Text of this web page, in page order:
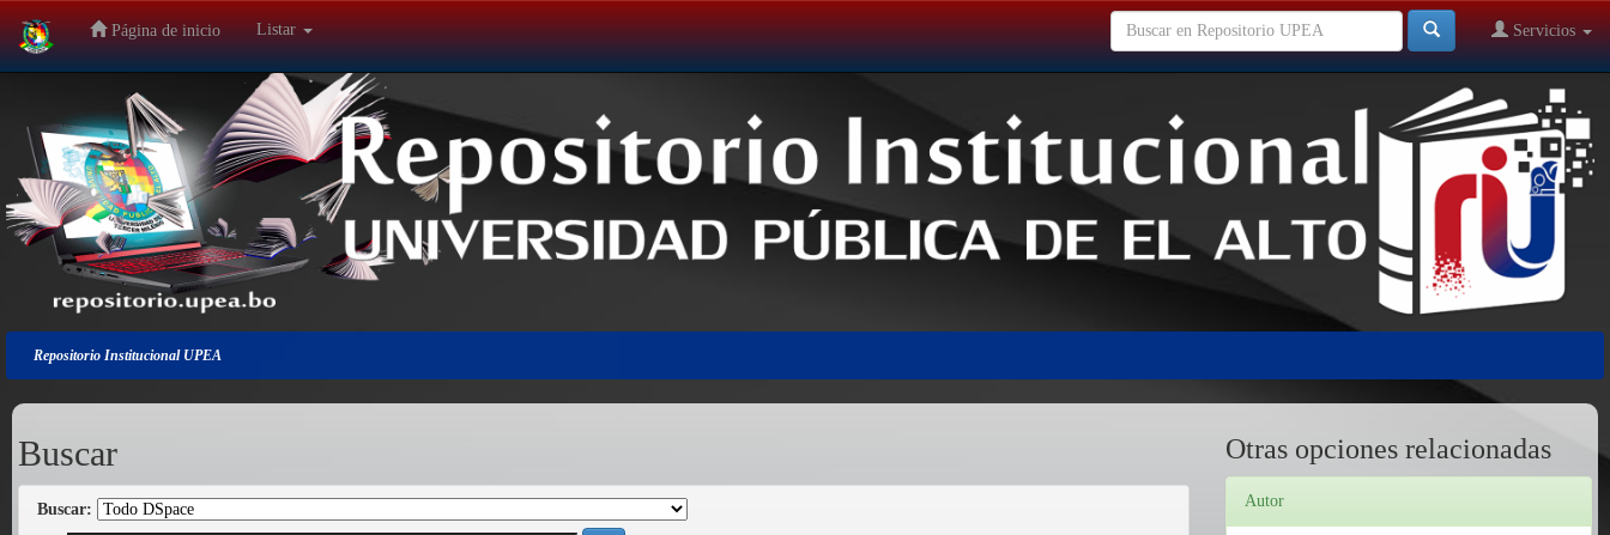
Salir
navegación
Página de inicio Listar Servicios
Repositorio Institucional UPEA
Buscar
Buscar:
Otras opciones relacionadas
Autor